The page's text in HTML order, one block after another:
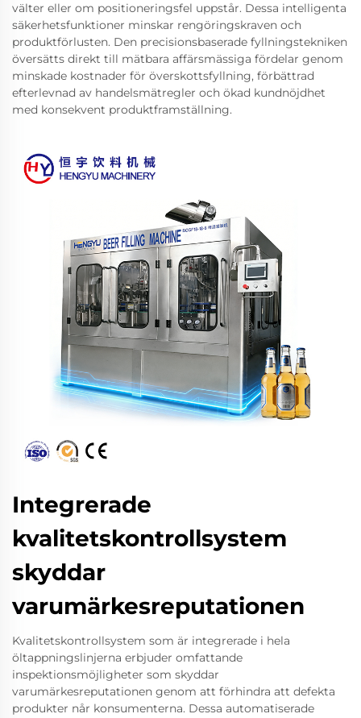
välter eller om positioneringsfel uppstår. Dessa intelligenta
säkerhetsfunktioner minskar rengöringskraven och
produktförlusten. Den precisionsbaserade fyllningstekniken
översätts direkt till mätbara affärsmässiga fördelar genom
minskade kostnader för överskottsfyllning, förbättrad
efterlevnad av handelsmätregler och ökad kundnöjdhet
med konsekvent produktframställning.
Integrerade
kvalitetskontrollsystem
skyddar
varumärkesreputationen
Kvalitetskontrollsystem som är integrerade i hela
öltappningslinjerna erbjuder omfattande
inspektionsmöjligheter som skyddar
varumärkesreputationen genom att förhindra att defekta
produkter når konsumenterna. Dessa automatiserade